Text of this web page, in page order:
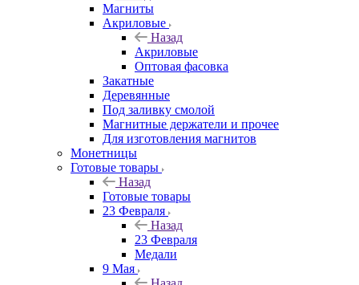
Магниты
Акриловые
Назад
Акриловые
Оптовая фасовка
Закатные
Деревянные
Под заливку смолой
Магнитные держатели и прочее
Для изготовления магнитов
Монетницы
Готовые товары
Назад
Готовые товары
23 Февраля
Назад
23 Февраля
Медали
9 Мая